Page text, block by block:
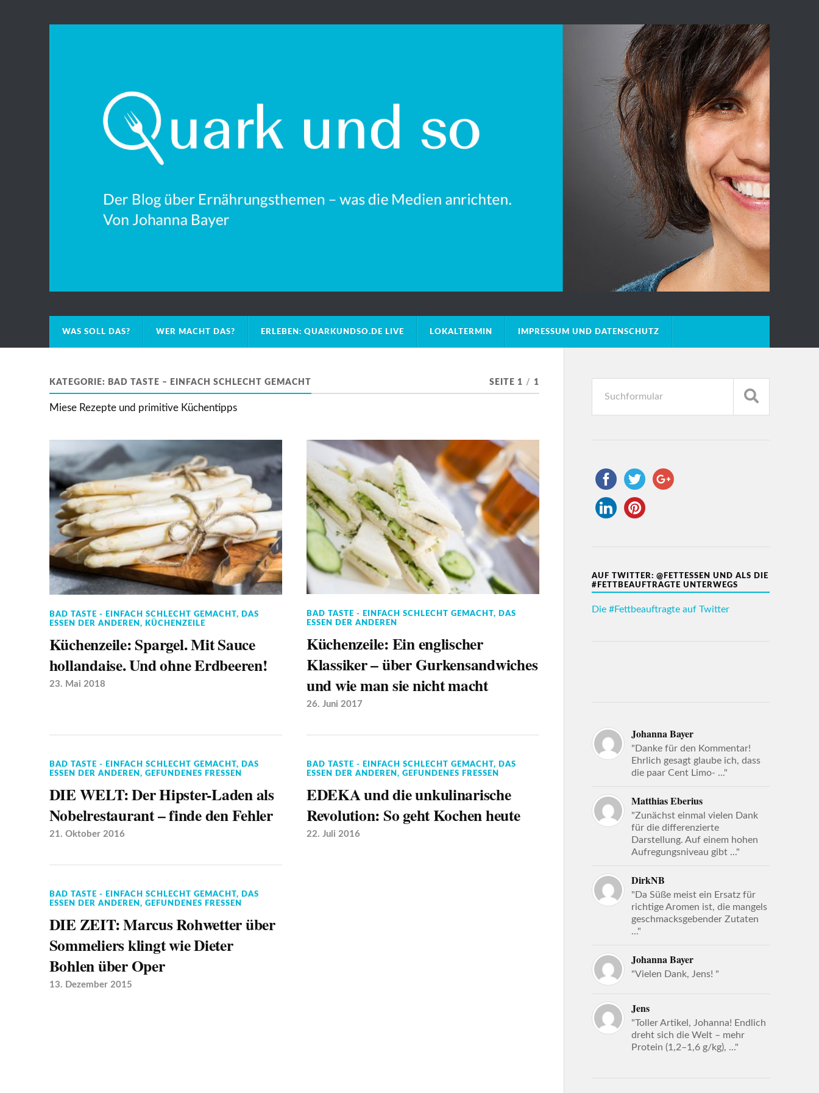
WAS SOLL DAS? WER MACHT DAS? ERLEBEN: QUARKUNDSO.DE LIVE LOKALTERMIN IMPRESSUM UND DATENSCHUTZ
KATEGORIE: BAD TASTE – EINFACH SCHLECHT GEMACHT SEITE 1 / 1
Miese Rezepte und primitive Küchentipps
BAD TASTE - EINFACH SCHLECHT GEMACHT ,
DAS
ESSEN DER ANDEREN , KÜCHENZEILE
Küchenzeile: Spargel. Mit Sauce
hollandaise. Und ohne Erdbeeren!
23. Mai 2018
BAD TASTE - EINFACH SCHLECHT GEMACHT,
DAS
ESSEN DER ANDEREN
Küchenzeile: Ein englischer
Klassiker – über Gurkensandwiches
und wie man sie nicht macht
26. Juni 2017
BAD TASTE - EINFACH SCHLECHT GEMACHT,
DAS
ESSEN DER ANDEREN , GEFUNDENES FRESSEN
DIE WELT: Der Hipster-Laden als
Nobelrestaurant – finde den Fehler
21. Oktober 2016
BAD TASTE - EINFACH SCHLECHT GEMACHT,
DAS
ESSEN DER ANDEREN , GEFUNDENES FRESSEN
EDEKA und die unkulinarische
Revolution: So geht Kochen heute
22. Juli 2016
BAD TASTE - EINFACH SCHLECHT GEMACHT,
DAS
ESSEN DER ANDEREN , GEFUNDENES FRESSEN
DIE ZEIT: Marcus Rohwetter über
Sommeliers klingt wie Dieter
Bohlen über Oper
13. Dezember 2015
AUF TWITTER: @FETTESSEN UND ALS DIE
#FETTBEAUFTRAGTE UNTERWEGS
Die #Fettbeauftragte auf Twitter
Johanna Bayer
"Danke für den Kommentar!
Ehrlich gesagt glaube ich, dass
die paar Cent Limo- ..."
Matthias Eberius
"Zunächst einmal vielen Dank
für die differenzierte
Darstellung. Auf einem hohen
Aufregungsniveau gibt ..."
DirkNB
"Da Süße meist ein Ersatz für
richtige Aromen ist, die mangels
geschmacksgebender Zutaten
..."
Johanna Bayer
"Vielen Dank, Jens! "
Jens
"Toller Artikel, Johanna! Endlich
dreht sich die Welt – mehr
Protein (1,2–1,6 g/kg), ..."